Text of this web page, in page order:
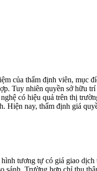
của thẩm định viên, mục
Tuy nhiên quyền sở hữu
có hiệu quả trên thị
nay, thẩm định giá
tương tự có giá giao
Trường hợp chỉ thu